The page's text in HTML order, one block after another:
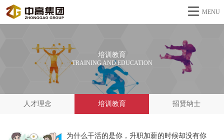
MENU
培训教育
TRAINING AND EDUCATION
人才理念 培训教育 招贤纳士
为什么干活的是你，升职加薪的时候却没有你